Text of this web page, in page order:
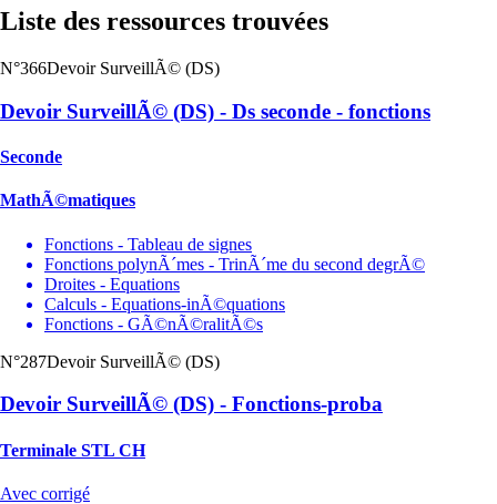
Liste des ressources trouvées
N°366Devoir SurveillÃ© (DS)
Devoir SurveillÃ© (DS) - Ds seconde - fonctions
Seconde
MathÃ©matiques
Fonctions - Tableau de signes
Fonctions polynÃ´mes - TrinÃ´me du second degrÃ©
Droites - Equations
Calculs - Equations-inÃ©quations
Fonctions - GÃ©nÃ©ralitÃ©s
N°287Devoir SurveillÃ© (DS)
Devoir SurveillÃ© (DS) - Fonctions-proba
Terminale STL CH
Avec corrigé